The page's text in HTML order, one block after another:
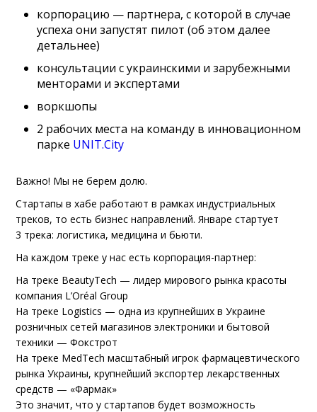
корпорацию — партнера, с которой в случае
успеха они запустят пилот (об этом далее
детальнее)
консультации с украинскими и зарубежными
менторами и экспертами
воркшопы
2 рабочих места на команду в инновационном
парке UNIT.City
Важно! Мы не берем долю.
Стартапы в хабе работают в рамках индустриальных
треков, то есть бизнес направлений. Январе стартует
3 трека: логистика, медицина и бьюти.
На каждом треке у нас есть корпорация-партнер:
На треке BeautyTech — лидер мирового рынка красоты
компания L’Oréal Group
На треке Logistics — одна из крупнейших в Украине
розничных сетей магазинов электроники и бытовой
техники — Фокстрот
На треке MedTech масштабный игрок фармацевтического
рынка Украины, крупнейший экспортер лекарственных
средств — «Фармак»
Это значит, что у стартапов будет возможность